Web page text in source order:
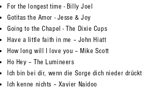
For the longest time - Billy Joel
Gotitas the Amor - Jesse & Joy
Going to the Chapel - The Dixie Cups
Have a little faith in me – John Hiatt
How long will I love you – Mike Scott
Ho Hey – The Lumineers
Ich bin bei dir, wenn die Sorge dich nieder drückt
Ich kenne nichts – Xavier Naidoo